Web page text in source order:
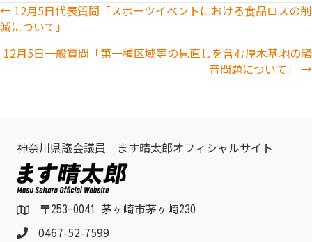
Posts
navigation
← 12月5日代表質問「スポーツイベントにおける食品ロスの削
減について」
12月5日一般質問「第一種区域等の見直しを含む厚木基地の騒
音問題について」 →
神奈川県議会議員 ます晴太郎オフィシャルサイト
〒253-0041 茅ヶ崎市茅ヶ崎230
0467-52-7599